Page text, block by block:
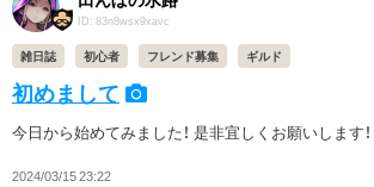
ID: 83n8wsx9xavc
雑日誌 初心者 フレンド募集 ギルド
初めまして
今日から始めてみました！ 是非宜しくお願いします！
2024/03/15 23:22